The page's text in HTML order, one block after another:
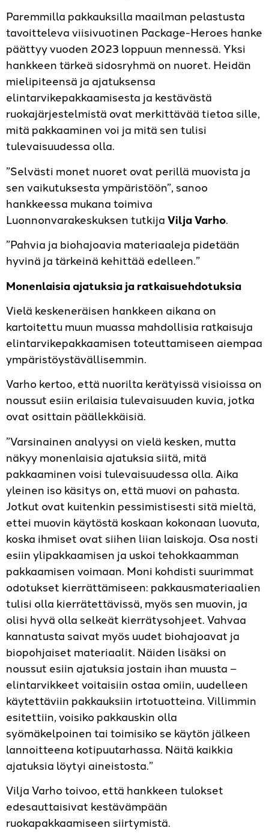
Paremmilla pakkauksilla maailman pelastusta
tavoitteleva viisivuotinen Package-Heroes hanke
päättyy vuoden 2023 loppuun mennessä. Yksi
hankkeen tärkeä sidosryhmä on nuoret. Heidän
mielipiteensä ja ajatuksensa
elintarvikepakkaamisesta ja kestävästä
ruokajärjestelmistä ovat merkittävää tietoa sille,
mitä pakkaaminen voi ja mitä sen tulisi
tulevaisuudessa olla.
”Selvästi monet nuoret ovat perillä muovista ja
sen vaikutuksesta ympäristöön”, sanoo
hankkeessa mukana toimiva
Luonnonvarakeskuksen tutkijaVilja Varho.
”Pahvia ja biohajoavia materiaaleja pidetään
hyvinä ja tärkeinä kehittää edelleen.”
Monenlaisia ajatuksia ja ratkaisuehdotuksia
Vielä keskeneräisen hankkeen aikana on
kartoitettu muun muassa mahdollisia ratkaisuja
elintarvikepakkaamisen toteuttamiseen aiempaa
ympäristöystävällisemmin.
Varho kertoo, että nuorilta kerätyissä visioissa on
noussut esiin erilaisia tulevaisuuden kuvia, jotka
ovat osittain päällekkäisiä.
”Varsinainen analyysi on vielä kesken, mutta
näkyy monenlaisia ajatuksia siitä, mitä
pakkaaminen voisi tulevaisuudessa olla. Aika
yleinen iso käsitys on, että muovi on pahasta.
Jotkut ovat kuitenkin pessimistisesti sitä mieltä,
ettei muovin käytöstä koskaan kokonaan luovuta,
koska ihmiset ovat siihen liian laiskoja. Osa nosti
esiin ylipakkaamisen ja uskoi tehokkaamman
pakkaamisen voimaan. Moni kohdisti suurimmat
odotukset kierrättämiseen: pakkausmateriaalien
tulisi olla kierrätettävissä, myös sen muovin, ja
olisi hyvä olla selkeät kierrätysohjeet. Vahvaa
kannatusta saivat myös uudet biohajoavat ja
biopohjaiset materiaalit. Näiden lisäksi on
noussut esiin ajatuksia jostain ihan muusta –
elintarvikkeet voitaisiin ostaa omiin, uudelleen
käytettäviin pakkauksiin irtotuotteina. Villimmin
esitettiin, voisiko pakkauskin olla
syömäkelpoinen tai toimisiko se käytön jälkeen
lannoitteena kotipuutarhassa. Näitä kaikkia
ajatuksia löytyi aineistosta.”
Vilja Varho toivoo, että hankkeen tulokset
edesauttaisivat kestävämpään
ruokapakkaamiseen siirtymistä.